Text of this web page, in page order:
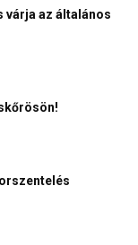
várja az általános